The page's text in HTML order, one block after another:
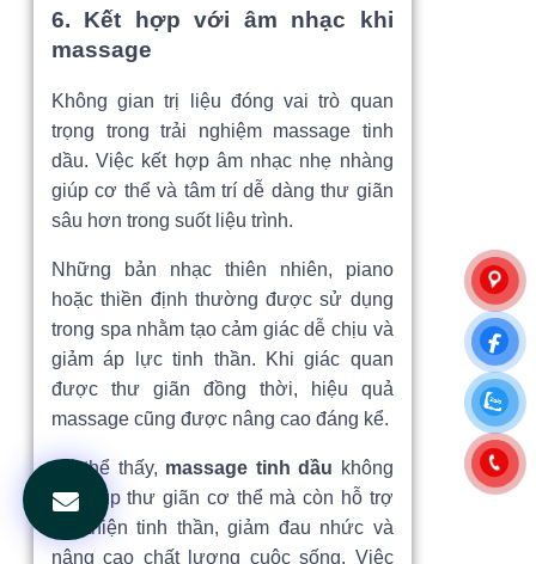
6. Kết hợp với âm nhạc khi
massage
Không gian trị liệu đóng vai trò quan
trọng trong trải nghiệm massage tinh
dầu. Việc kết hợp âm nhạc nhẹ nhàng
giúp cơ thể và tâm trí dễ dàng thư giãn
sâu hơn trong suốt liệu trình.
Những bản nhạc thiên nhiên, piano
hoặc thiền định thường được sử dụng
trong spa nhằm tạo cảm giác dễ chịu và
giảm áp lực tinh thần. Khi giác quan
được thư giãn đồng thời, hiệu quả
massage cũng được nâng cao đáng kể.
Có thể thấy, massage tinh dầu không
chỉ giúp thư giãn cơ thể mà còn hỗ trợ
cải thiện tinh thần, giảm đau nhức và
nâng cao chất lượng cuộc sống. Việc